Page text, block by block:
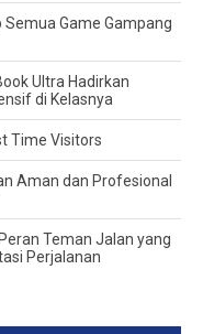
Semua Game Gampang
Ultra Hadirkan
di Kelasnya
Time Visitors
Aman dan Profesional
Teman Jalan yang
Perjalanan